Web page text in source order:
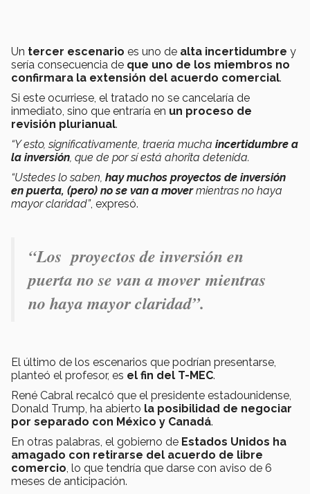
Un tercer escenario es uno de alta incertidumbre y
sería consecuencia de que uno de los miembros no
confirmara la extensión del acuerdo comercial.
Si este ocurriese, el tratado no se cancelaría de
inmediato, sino que entraría en un proceso de
revisión plurianual.
“Y esto, significativamente, traería mucha incertidumbre a
la inversión, que de por sí está ahorita detenida.
“Ustedes lo saben, hay muchos proyectos de inversión
en puerta, (pero) no se van a movermientras no haya
mayor claridad”, expresó.
“Los proyectos de inversión en
puerta no se van a mover mientras
no haya mayor claridad”.
El último de los escenarios que podrían presentarse,
planteó el profesor, es el fin del T-MEC.
René Cabral recalcó que el presidente estadounidense,
Donald Trump, ha abierto la posibilidad de negociar
por separado con México y Canadá.
En otras palabras, el gobierno de Estados Unidos ha
amagado con retirarse del acuerdo de libre
comercio, lo que tendría que darse con aviso de 6
meses de anticipación.